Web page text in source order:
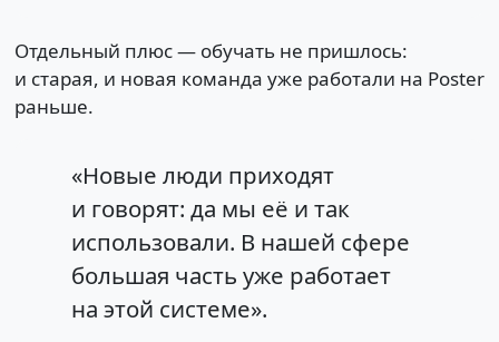
Отдельный плюс — обучать не пришлось:
и старая, и новая команда уже работали на Poster
раньше.
«Новые люди приходят
и говорят: да мы её и так
использовали. В нашей сфере
большая часть уже работает
на этой системе».